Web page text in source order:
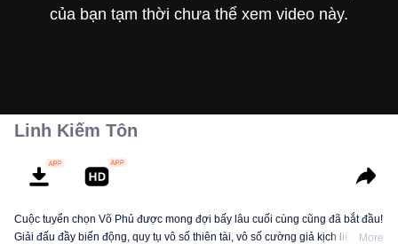
của bạn tạm thời chưa thể xem video này.
Linh Kiếm Tôn
Cuộc tuyển chọn Võ Phủ được mong đợi bấy lâu cuối cùng cũng đã bắt đầu!
Giải đấu đầy biến động, quy tụ vô số thiên tài, vô số cường giả kịch liệt đốiMore